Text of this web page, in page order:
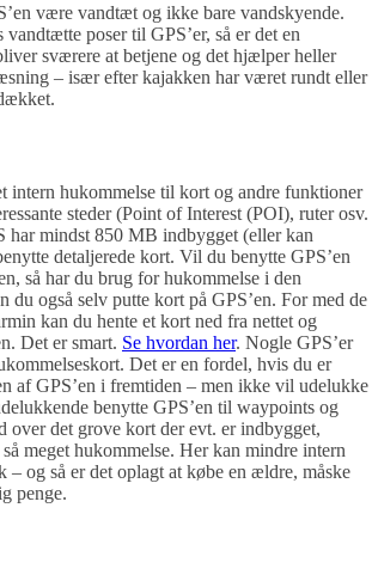
være vandtæt og ikke bare vandskyende.
poser til GPS’er, så er det en
sværere at betjene og det hjælper heller
– især efter kajakken har været rundt eller
intern hukommelse til kort og andre funktioner
steder (Point of Interest (POI), ruter osv.
har mindst 850 MB indbygget (eller kan
detaljerede kort. Vil du benytte GPS’en
så har du brug for hukommelse i den
du også selv putte kort på GPS’en. For med de
kan du hente et kort ned fra nettet og
Det er smart. Se hvordan her. Nogle GPS’er
Det er en fordel, hvis du er
af GPS’en i fremtiden – men ikke vil udelukke
benytte GPS’en til waypoints og
over det grove kort der evt. er indbygget,
meget hukommelse. Her kan mindre intern
– og så er det oplagt at købe en ældre, måske
penge.